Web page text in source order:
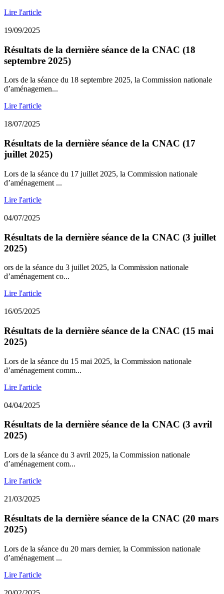
Lire l'article
19/09/2025
Résultats de la dernière séance de la CNAC (18
septembre 2025)
Lors de la séance du 18 septembre 2025, la Commission nationale
d’aménagemen...
Lire l'article
18/07/2025
Résultats de la dernière séance de la CNAC (17
juillet 2025)
Lors de la séance du 17 juillet 2025, la Commission nationale
d’aménagement ...
Lire l'article
04/07/2025
Résultats de la dernière séance de la CNAC (3 juillet
2025)
ors de la séance du 3 juillet 2025, la Commission nationale
d’aménagement co...
Lire l'article
16/05/2025
Résultats de la dernière séance de la CNAC (15 mai
2025)
Lors de la séance du 15 mai 2025, la Commission nationale
d’aménagement comm...
Lire l'article
04/04/2025
Résultats de la dernière séance de la CNAC (3 avril
2025)
Lors de la séance du 3 avril 2025, la Commission nationale
d’aménagement com...
Lire l'article
21/03/2025
Résultats de la dernière séance de la CNAC (20 mars
2025)
Lors de la séance du 20 mars dernier, la Commission nationale
d’aménagement ...
Lire l'article